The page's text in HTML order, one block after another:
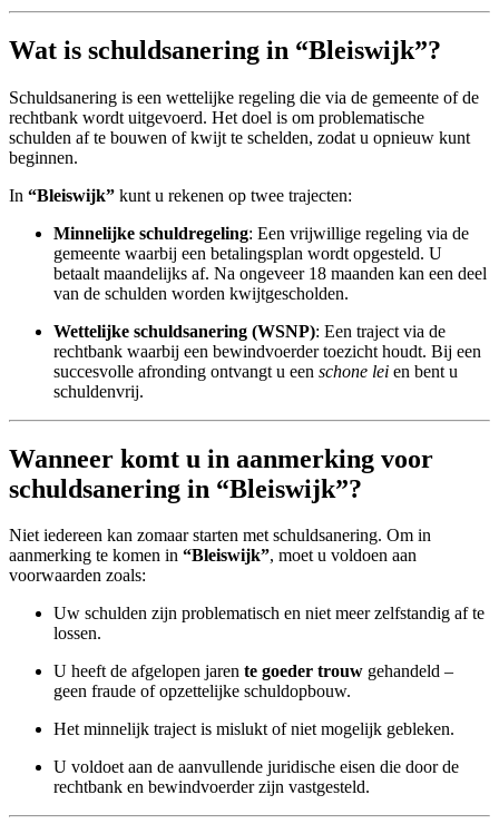
Wat is schuldsanering in “Bleiswijk”?
Schuldsanering is een wettelijke regeling die via de gemeente of de
rechtbank wordt uitgevoerd. Het doel is om problematische
schulden af te bouwen of kwijt te schelden, zodat u opnieuw kunt
beginnen.
In “Bleiswijk” kunt u rekenen op twee trajecten:
Minnelijke schuldregeling: Een vrijwillige regeling via de
gemeente waarbij een betalingsplan wordt opgesteld. U
betaalt maandelijks af. Na ongeveer 18 maanden kan een deel
van de schulden worden kwijtgescholden.
Wettelijke schuldsanering (WSNP): Een traject via de
rechtbank waarbij een bewindvoerder toezicht houdt. Bij een
succesvolle afronding ontvangt u een schone lei en bent u
schuldenvrij.
Wanneer komt u in aanmerking voor
schuldsanering in “Bleiswijk”?
Niet iedereen kan zomaar starten met schuldsanering. Om in
aanmerking te komen in “Bleiswijk”, moet u voldoen aan
voorwaarden zoals:
Uw schulden zijn problematisch en niet meer zelfstandig af te
lossen.
U heeft de afgelopen jaren te goeder trouw gehandeld –
geen fraude of opzettelijke schuldopbouw.
Het minnelijk traject is mislukt of niet mogelijk gebleken.
U voldoet aan de aanvullende juridische eisen die door de
rechtbank en bewindvoerder zijn vastgesteld.